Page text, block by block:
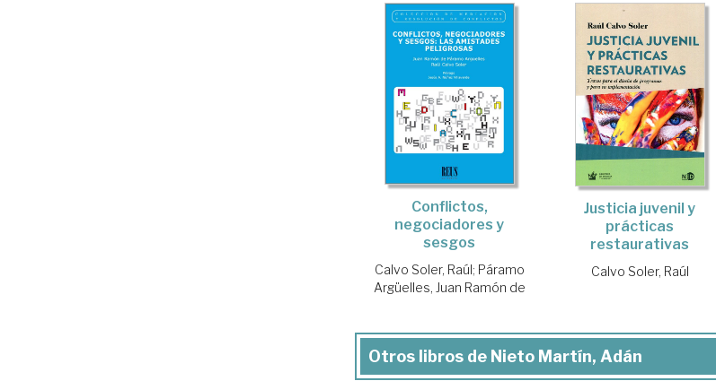
Conflictos,
negociadores y
sesgos
Calvo Soler, Raúl; Páramo
Argüelles, Juan Ramón de
Justicia juvenil y
prácticas
restaurativas
Calvo Soler, Raúl
Otros libros de Nieto Martín, Adán